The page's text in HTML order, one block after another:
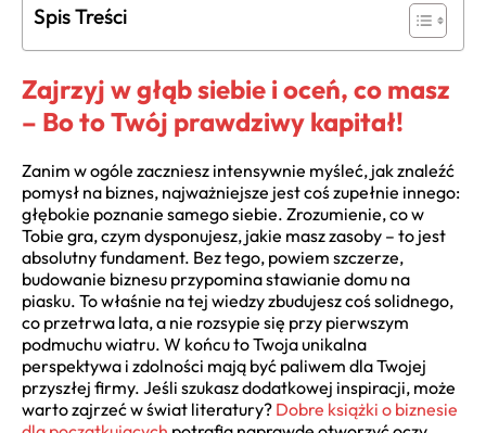
Spis Treści
Zajrzyj w głąb siebie i oceń, co masz
– Bo to Twój prawdziwy kapitał!
Zanim w ogóle zaczniesz intensywnie myśleć, jak znaleźć
pomysł na biznes, najważniejsze jest coś zupełnie innego:
głębokie poznanie samego siebie. Zrozumienie, co w
Tobie gra, czym dysponujesz, jakie masz zasoby – to jest
absolutny fundament. Bez tego, powiem szczerze,
budowanie biznesu przypomina stawianie domu na
piasku. To właśnie na tej wiedzy zbudujesz coś solidnego,
co przetrwa lata, a nie rozsypie się przy pierwszym
podmuchu wiatru. W końcu to Twoja unikalna
perspektywa i zdolności mają być paliwem dla Twojej
przyszłej firmy. Jeśli szukasz dodatkowej inspiracji, może
warto zajrzeć w świat literatury? Dobre książki o biznesie